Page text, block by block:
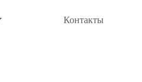
Контакты